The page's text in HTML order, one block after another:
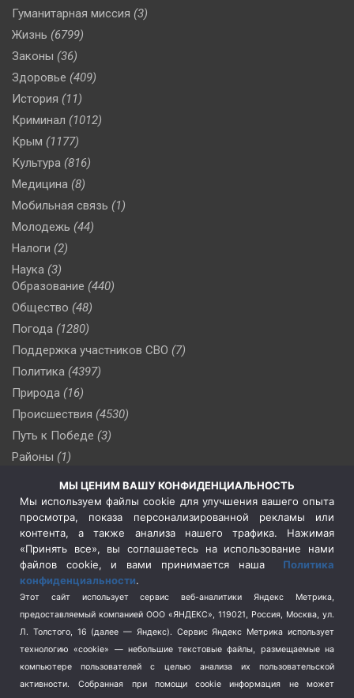
Гуманитарная миссия (3)
Жизнь (6799)
Законы (36)
Здоровье (409)
История (11)
Криминал (1012)
Крым (1177)
Культура (816)
Медицина (8)
Мобильная связь (1)
Молодежь (44)
Налоги (2)
Наука (3)
Образование (440)
Общество (48)
Погода (1280)
Поддержка участников СВО (7)
Политика (4397)
Природа (16)
Происшествия (4530)
Путь к Победе (3)
Районы (1)
(510)
Сельское хозяйство (3)
Социальная политика
(3)
Спецоперация в Украине
Спецоперация на Украине
(404)
Спорт (740)
Терроризм (1)
Транспорт (262)
Туризм (178)
Флот (76)
МЫ ЦЕНИМ ВАШУ КОНФИДЕНЦИАЛЬНОСТЬ
Мы используем файлы cookie для улучшения вашего опыта
просмотра, показа персонализированной рекламы или
контента, а также анализа нашего трафика. Нажимая
«Принять все», вы соглашаетесь на использование нами
файлов cookie, и вами принимается наша Политика
конфиденциальности.
Этот сайт использует сервис веб-аналитики Яндекс Метрика,
предоставляемый компанией ООО «ЯНДЕКС», 119021, Россия, Москва, ул.
Л. Толстого, 16 (далее — Яндекс). Сервис Яндекс Метрика использует
технологию «cookie» — небольшие текстовые файлы, размещаемые на
компьютере пользователей с целью анализа их пользовательской
активности.
Собранная при помощи cookie информация не может